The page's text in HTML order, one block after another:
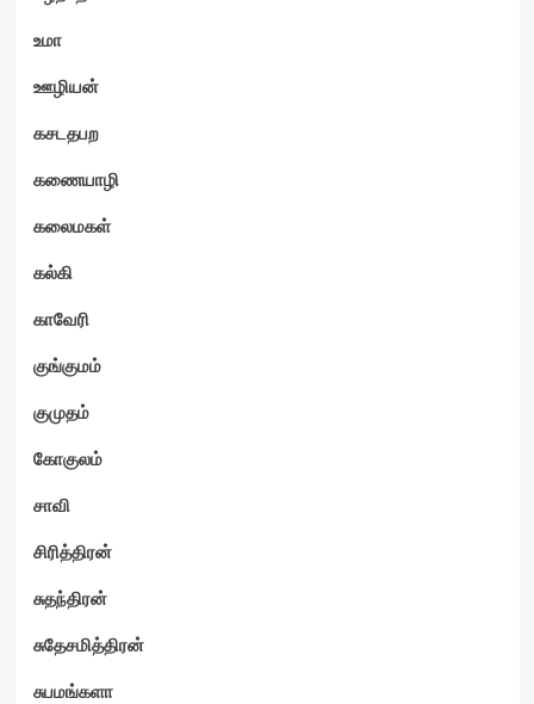
உமா
ஊழியன்
கசடதபற
கணையாழி
கலைமகள்
கல்கி
காவேரி
குங்குமம்
குமுதம்
கோகுலம்
சாவி
சிரித்திரன்
சுதந்திரன்
சுதேசமித்திரன்
சுபமங்களா